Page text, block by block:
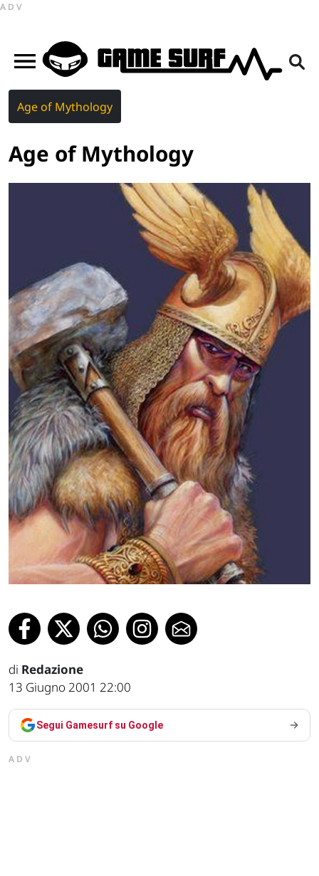
ADV
Age of Mythology
Age of Mythology
di Redazione
13 Giugno 2001 22:00
Segui Gamesurf su Google
ADV